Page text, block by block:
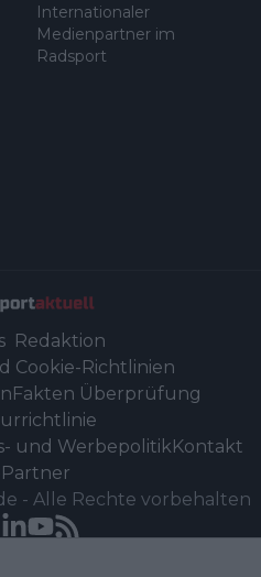
Internationaler
Medienpartner im
Radsport
Redaktion
Cookie-Richtlinien
Fakten Überprüfung
und WerbepolitikKontakt
- Alle Rechte vorbehalten